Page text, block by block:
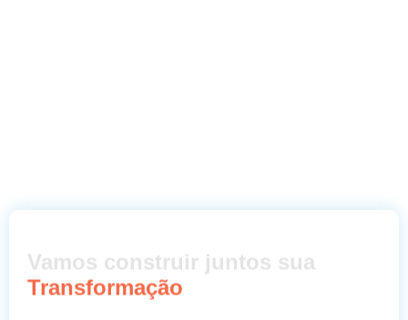
Vamos construir juntos sua
Transformação